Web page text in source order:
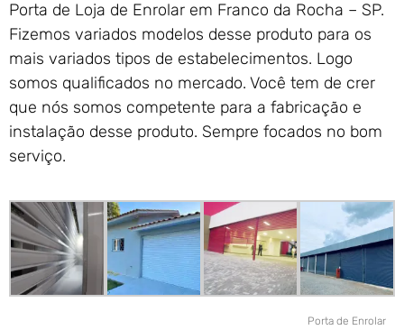
Porta de Loja de Enrolar em Franco da Rocha – SP.
Fizemos variados modelos desse produto para os
mais variados tipos de estabelecimentos. Logo
somos qualificados no mercado. Você tem de crer
que nós somos competente para a fabricação e
instalação desse produto. Sempre focados no bom
serviço.
Porta de Enrolar